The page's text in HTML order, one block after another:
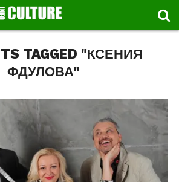
TAGGED "КСЕНИЯ
ФДУЛОВА"